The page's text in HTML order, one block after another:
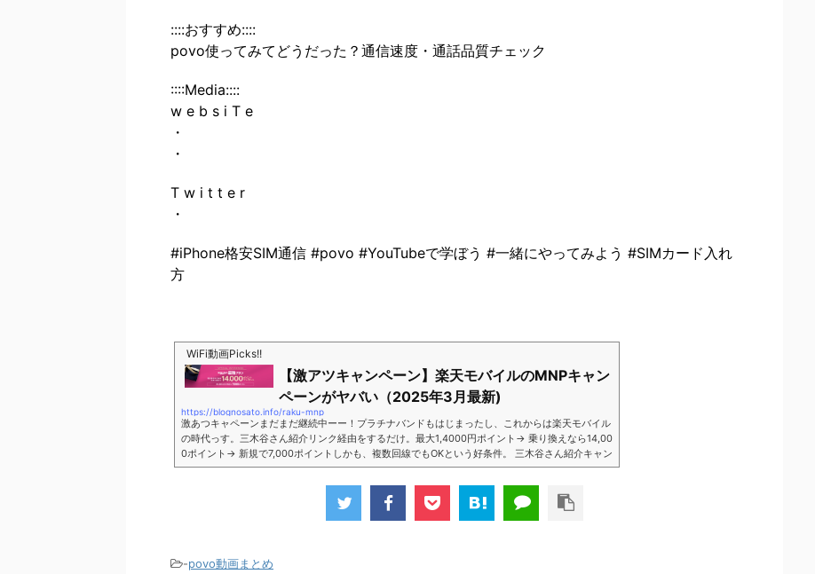
::::おすすめ::::
povo使ってみてどうだった？通信速度・通話品質チェック
::::Media::::
w e b s i T e
・
・
T w i t t e r
・
#iPhone格安SIM通信 #povo #YouTubeで学ぼう #一緒にやってみよう #SIMカード入れ
方
WiFi動画Picks!!
【激アツキャンペーン】楽天モバイルのMNPキャン
ペーンがヤバい（2025年3月最新)
https://blognosato.info/raku-mnp
激あつキャペーンまだまだ継続中ーー！プラチナバンドもはじまったし、これからは楽天モバイル
の時代っす。三木谷さん紹介リンク経由をするだけ。最大1,4000円ポイント→ 乗り換えなら14,00
0ポイント→ 新規で7,000ポイントしかも、複数回線でもOKという好条件。 三木谷さん紹介キャン
ペーン＼激熱の三木谷さんキャンペーン／2回線目以降でもOK再契約でもでもOK背水の陣の楽天
モバイル。ついに「最後の賭け」とも思えるポイントばら撒きキャンペーンを発動してきました。
■キャンペーン概要三木谷社長の特別招待ページから楽天モバイ...
-povo動画まとめ